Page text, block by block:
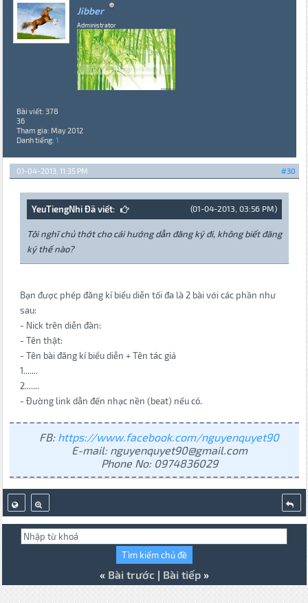
Jibber
Administrator
Bài viết: 378
36
Tham gia: May 2012
Danh tiếng: 1
#30
01-04-2013, 11:35 PM
(01-04-2013, 03:56 PM)
YeuTiengNhi Đã viết:
Tôi nghĩ chủ thớt cho cái hướng dẫn đăng ký đi, không biết đăng
ký thế nào?
Bạn được phép đăng kí biểu diễn tối đa là 2 bài với các phần như
sau:
- Nick trên diễn đàn:
- Tên thật:
- Tên bài đăng kí biểu diễn + Tên tác giả
1.......
2.......
- Đường link dẫn đến nhạc nền (beat) nếu có.
FB: https://www.facebook.com/nguyenquyet90
E-mail: nguyenquyet90@gmail.com
Phone No: 0974836029
« Bài trước| Bài tiếp»